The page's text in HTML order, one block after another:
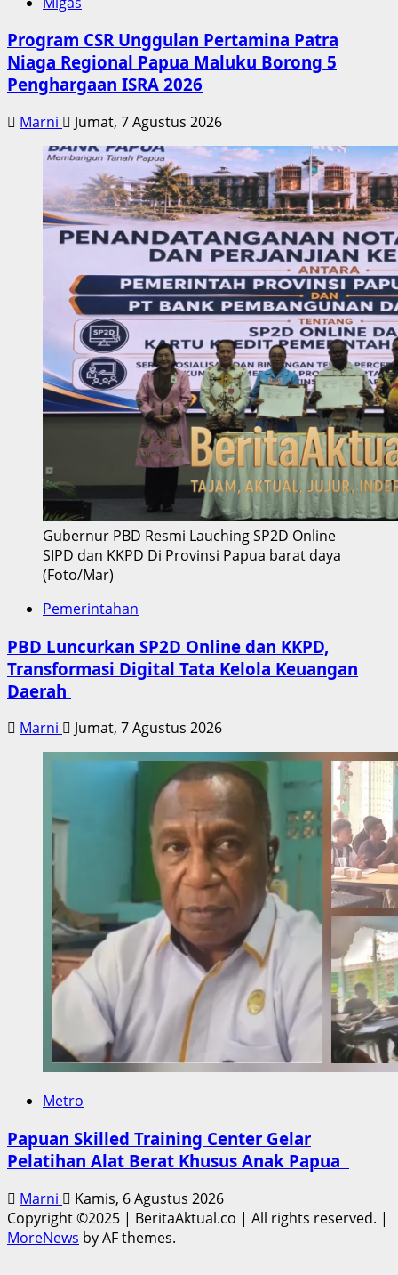
Program CSR Unggulan Pertamina Patra
Niaga Regional Papua Maluku Borong 5
Penghargaan ISRA 2026
Marni Jumat, 7 Agustus 2026
Gubernur PBD Resmi Lauching SP2D Online
SIPD dan KKPD Di Provinsi Papua barat daya
(Foto/Mar)
Pemerintahan
PBD Luncurkan SP2D Online dan KKPD,
Transformasi Digital Tata Kelola Keuangan
Daerah
Marni Jumat, 7 Agustus 2026
Metro
Papuan Skilled Training Center Gelar
Pelatihan Alat Berat Khusus Anak Papua
Marni
Kamis, 6 Agustus 2026
Copyright ©2025 | BeritaAktual.co | All rights reserved. |
MoreNews by AF themes.